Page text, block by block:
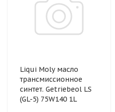
Liqui Moly масло
трансмиссионное
синтет. Getriebeol LS
(GL-5) 75W140 1L